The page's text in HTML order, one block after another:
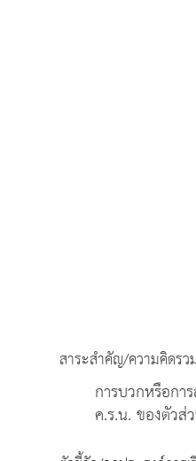
สาระสำคัญ/ความคิดรว
การบวกหรือกา
ค.ร.น. ของตัว